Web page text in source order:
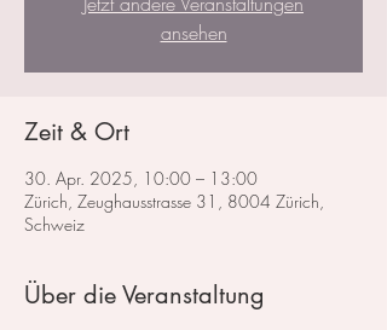
ansehen
Zeit & Ort
30. Apr. 2025, 10:00 – 13:00
Zürich, Zeughausstrasse 31, 8004 Zürich,
Schweiz
Über die Veranstaltung